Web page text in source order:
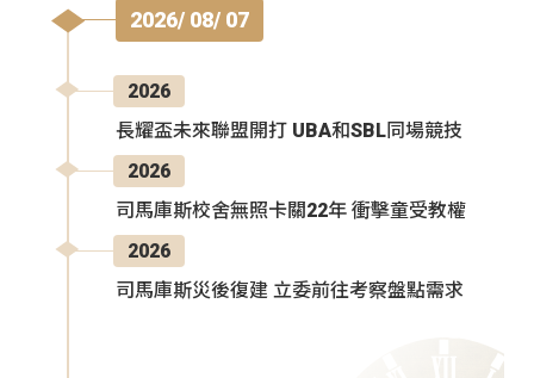
2026/ 08/ 07
2026
長耀盃未來聯盟開打 UBA和SBL同場競技
2026
司馬庫斯校舍無照卡關22年 衝擊童受教權
2026
司馬庫斯災後復建 立委前往考察盤點需求